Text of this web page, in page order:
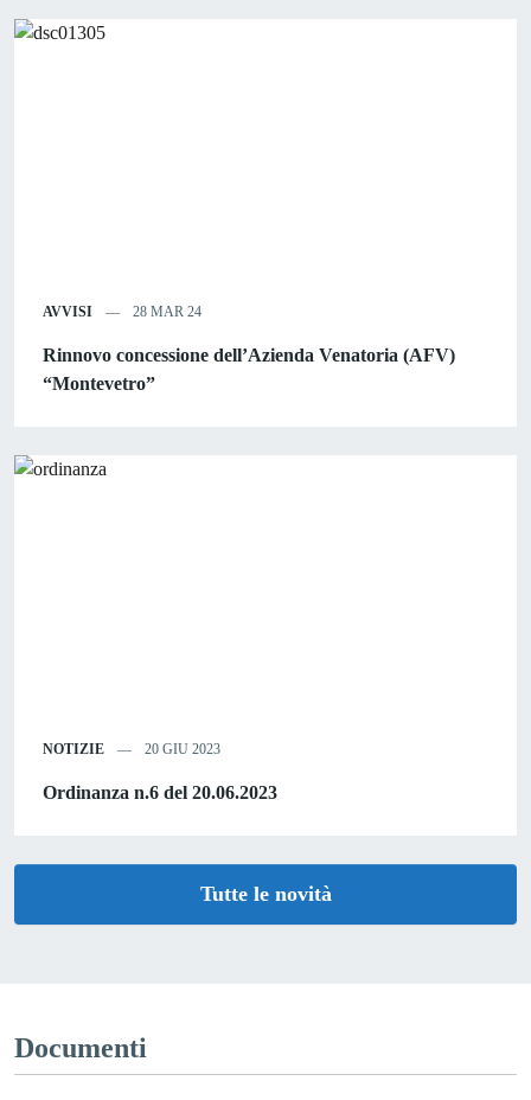
AVVISI 28 MAR 24
Rinnovo concessione dell’Azienda Venatoria (AFV)
“Montevetro”
NOTIZIE 20 GIU 2023
Ordinanza n.6 del 20.06.2023
Tutte le novità
Documenti